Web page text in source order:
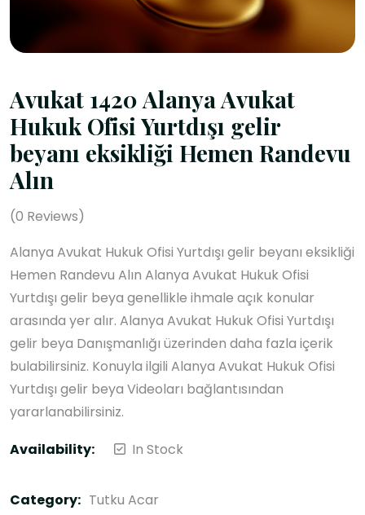
Avukat 1420 Alanya Avukat
Hukuk Ofisi Yurtdışı gelir
beyanı eksikliği Hemen Randevu
Alın
(0 Reviews)
Alanya Avukat Hukuk Ofisi Yurtdışı gelir beyanı eksikliği
Hemen Randevu Alın Alanya Avukat Hukuk Ofisi
Yurtdışı gelir beya genellikle ihmale açık konular
arasında yer alır. Alanya Avukat Hukuk Ofisi Yurtdışı
gelir beya Danışmanlığı üzerinden daha fazla içerik
bulabilirsiniz. Konuyla ilgili Alanya Avukat Hukuk Ofisi
Yurtdışı gelir beya Videoları bağlantısından
yararlanabilirsiniz.
Availability:
In Stock
Category: Tutku Acar